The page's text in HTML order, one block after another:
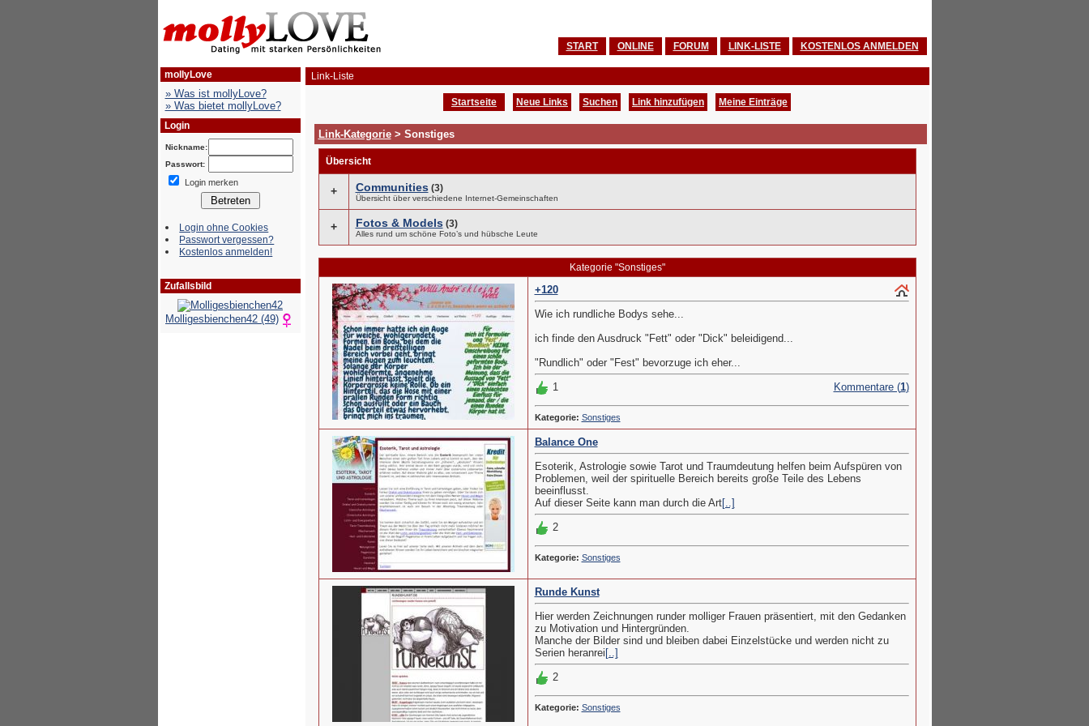
START ONLINE FORUM LINK-LISTE KOSTENLOS ANMELDEN
mollyLove
» Was ist mollyLove?
» Was bietet mollyLove?
Login
Nickname:
Passwort:
Login merken
Login ohne Cookies
Passwort vergessen?
Kostenlos anmelden!
Zufallsbild
Molligesbienchen42 (49)
Link-Liste
Startseite Neue Links Suchen Link hinzufügen Meine Einträge
Link-Kategorie> Sonstiges
Übersicht
+ Communities (3)
Übersicht über verschiedene Internet-Gemeinschaften
+ Fotos & Models (3)
Alles rund um schöne Foto’s und hübsche Leute
Kategorie "Sonstiges"
+120
Wie ich rundliche Bodys sehe...
ich finde den Ausdruck "Fett" oder "Dick" beleidigend...
"Rundlich" oder "Fest" bevorzuge ich eher...
1 Kommentare (1)
Kategorie: Sonstiges
Balance One
Esoterik, Astrologie sowie Tarot und Traumdeutung helfen beim Aufspüren von
Problemen, weil der spirituelle Bereich bereits große Teile des Lebens
beeinflusst.
Auf dieser Seite kann man durch die Art[..]
2
Kategorie: Sonstiges
Runde Kunst
Hier werden Zeichnungen runder molliger Frauen präsentiert, mit den Gedanken
zu Motivation und Hintergründen.
Manche der Bilder sind und bleiben dabei Einzelstücke und werden nicht zu
Serien heranrei [..]
2
Kategorie: Sonstiges